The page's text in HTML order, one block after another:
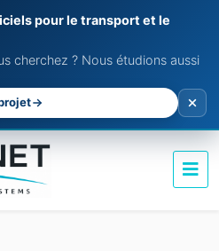
pour le transport et le
cherchez ? Nous étudions aussi